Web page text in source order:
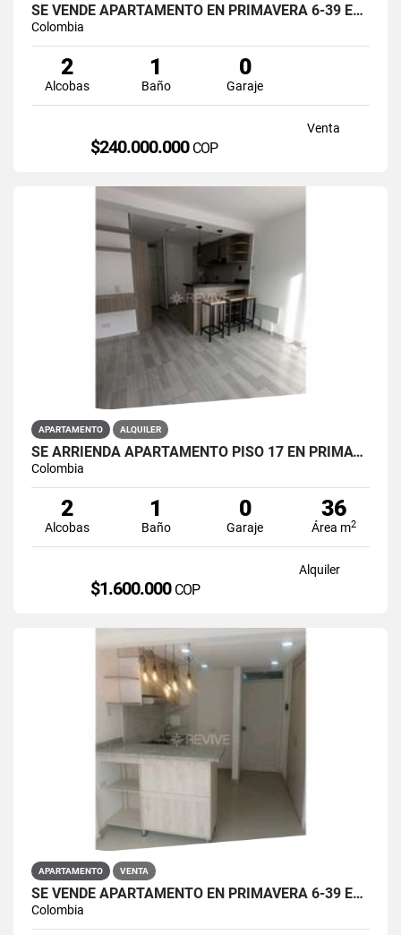
SE VENDE APARTAMENTO EN PRIMAVERA 6-39 ET 2 PUENTE ARANDA
Colombia
2
Alcobas
1
Baño
0
Garaje
Venta
$240.000.000 COP
APARTAMENTO ALQUILER
SE ARRIENDA APARTAMENTO PISO 17 EN PRIMAVERA 6-39 PUENTE ARANDA
Colombia
2
Alcobas
1
Baño
0
Garaje
36
Área m2
Alquiler
$1.600.000 COP
APARTAMENTO VENTA
SE VENDE APARTAMENTO EN PRIMAVERA 6-39 ET 2 PUENTE ARANDA
Colombia